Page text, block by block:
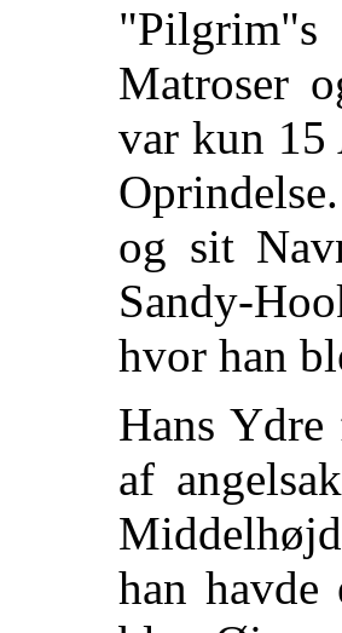
Matroser
var kun 15
og sit
Sandy-
hvor han
Hans
af
han